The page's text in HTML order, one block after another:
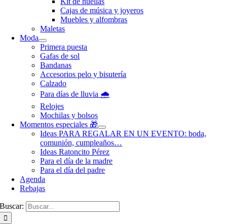
Cajas de música y joyeros
Muebles y alfombras
Maletas
Moda
Primera puesta
Gafas de sol
Bandanas
Accesorios pelo y bisutería
Calzado
Para días de lluvia 🌧️
Relojes
Mochilas y bolsos
Momentos especiales 🎁
Ideas PARA REGALAR EN UN EVENTO: boda,
comunión, cumpleaños…
Ideas Ratoncito Pérez
Para el día de la madre
Para el día del padre
Agenda
Rebajas
Buscar: